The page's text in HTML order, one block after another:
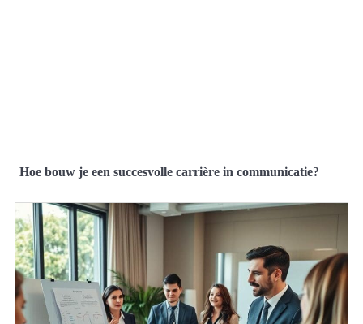
Hoe bouw je een succesvolle carrière in communicatie?